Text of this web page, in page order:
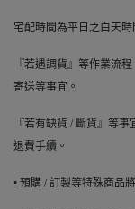
宅配時間為平日之白天
『若遇調貨』等作業流
寄送等事宜。
『若有缺貨 / 斷貨』等
退費手續。
• 預購 / 訂製等特殊商品